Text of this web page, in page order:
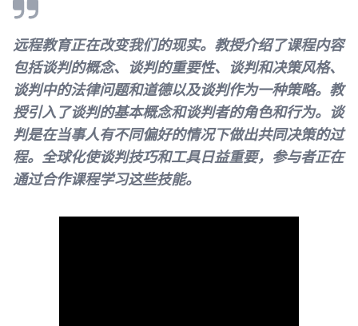
远程教育正在改变我们的现实。教授介绍了课程内容
包括谈判的概念、谈判的重要性、谈判和决策风格、
谈判中的法律问题和道德以及谈判作为一种策略。教
授引入了谈判的基本概念和谈判者的角色和行为。谈
判是在当事人有不同偏好的情况下做出共同决策的过
程。全球化使谈判技巧和工具日益重要，参与者正在
通过合作课程学习这些技能。